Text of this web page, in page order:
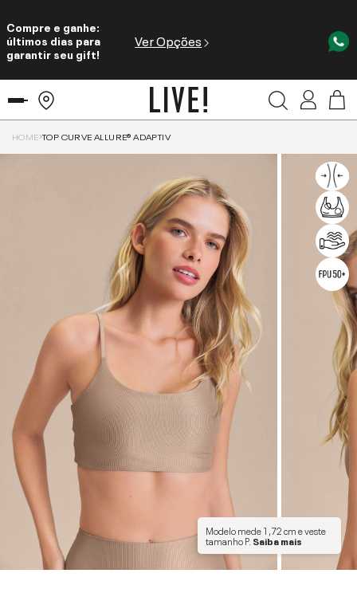
Compre e ganhe:
últimos dias para
garantir seu gift!
Ver Opções
HOME TOP CURVE ALLURE® ADAPTIV
Modelo mede1,72 cme veste
tamanhoP. Saiba mais